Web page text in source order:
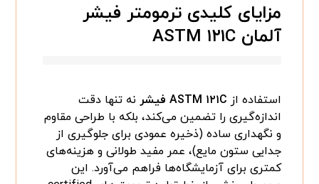
مزایای کلیدی ترمومتر فیشر
آلمان ASTM ۱۲۱C
استفاده از ASTM ۱۲۱C فیشر
نه تنها دقت
اندازه‌گیری را تضمین می‌کند، بلکه با طراحی مقاوم
و نگهداری ساده (ذخیره عمودی برای جلوگیری از
جدایی ستون مایع)، عمر مفید طولانی و هزینه‌های
کمتری برای آزمایشگاه‌ها فراهم می‌آورد. این